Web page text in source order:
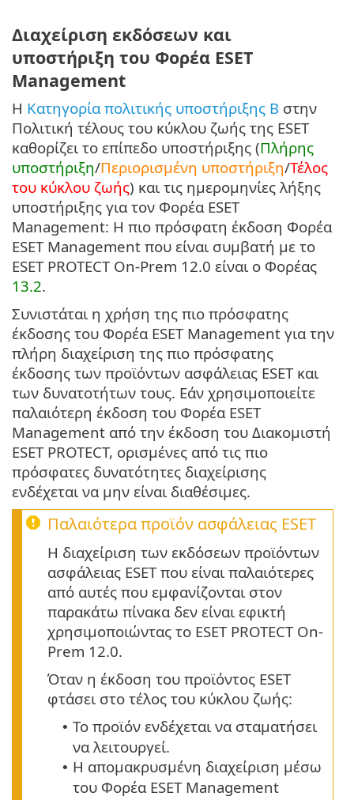
Διαχείριση εκδόσεων και
υποστήριξη του Φορέα ESET
Management
Η Κατηγορία πολιτικής υποστήριξης B στην
Πολιτική τέλους του κύκλου ζωής της ESET
καθορίζει το επίπεδο υποστήριξης (Πλήρης
υποστήριξη/Περιορισμένη υποστήριξη/Τέλος
του κύκλου ζωής) και τις ημερομηνίες λήξης
υποστήριξης για τον Φορέα ESET
Management: Η πιο πρόσφατη έκδοση Φορέα
ESET Management που είναι συμβατή με το
ESET PROTECT On-Prem 12.0 είναι ο Φορέας
13.2.
Συνιστάται η χρήση της πιο πρόσφατης
έκδοσης του Φορέα ESET Management για την
πλήρη διαχείριση της πιο πρόσφατης
έκδοσης των προϊόντων ασφάλειας ESET και
των δυνατοτήτων τους. Εάν χρησιμοποιείτε
παλαιότερη έκδοση του Φορέα ESET
Management από την έκδοση του Διακομιστή
ESET PROTECT, ορισμένες από τις πιο
πρόσφατες δυνατότητες διαχείρισης
ενδέχεται να μην είναι διαθέσιμες.
Παλαιότερα προϊόν ασφάλειας ESET
Η διαχείριση των εκδόσεων προϊόντων
ασφάλειας ESET που είναι παλαιότερες
από αυτές που εμφανίζονται στον
παρακάτω πίνακα δεν είναι εφικτή
χρησιμοποιώντας το ESET PROTECT On-
Prem 12.0.
Όταν η έκδοση του προϊόντος ESET
φτάσει στο τέλος του κύκλου ζωής:
• Το προϊόν ενδέχεται να σταματήσει
να λειτουργεί.
• Η απομακρυσμένη διαχείριση μέσω
του Φορέα ESET Management